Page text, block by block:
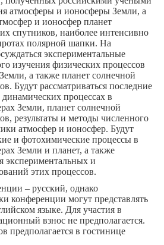
атмосферы и ионосферы Земли, а
и ионосфер планет
спутников, наиболее интенсивно
полярной шапки. На
экспериментальные
изучения физических процессов
а также планет солнечной
Будут рассматриваться последние
процессах в
Земли, планет солнечной
результаты и методы численного
атмосфер и ионосфер. Будут
и фотохимические процессы в
Земли и планет, а также
экспериментальных и
этих процессов.
– русский, однако
конференции могут представлять
языке. Для участия в
взнос не предполагается.
предполагается в гостинице